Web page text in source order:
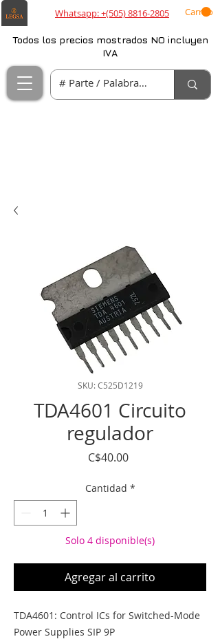
Whatsapp: +(505) 8816-2805 Carrito
Todos los precios mostrados NO incluyen
IVA
SKU: C525D1219
TDA4601 Circuito
regulador
C$40.00Precio
Cantidad *
Solo 4 disponible(s)
Agregar al carrito
TDA4601: Control ICs for Switched-Mode
Power Supplies SIP 9P